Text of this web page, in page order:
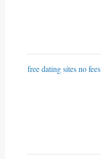
free dating sites no fees